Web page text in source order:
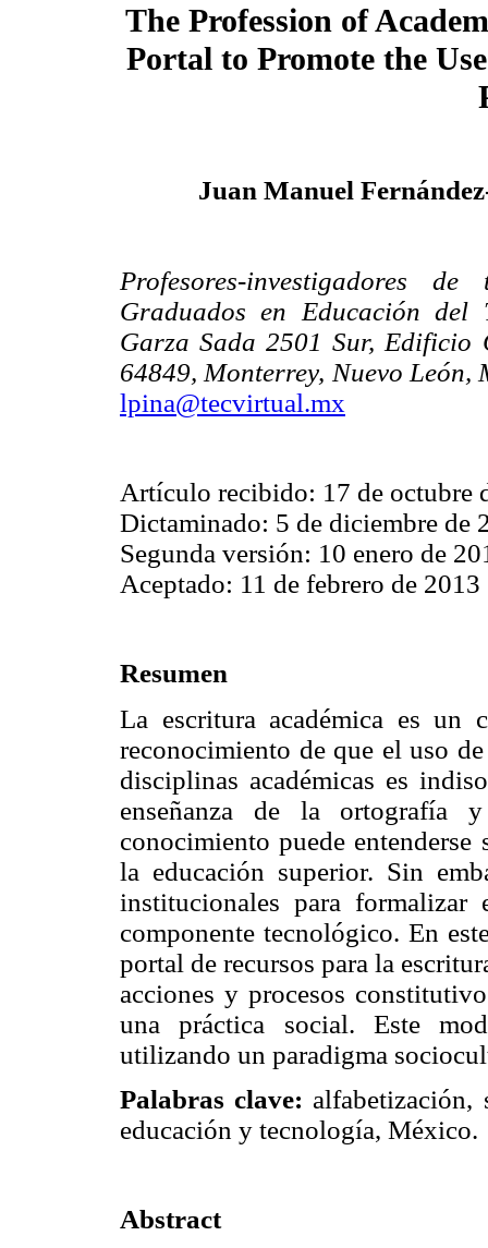
The Profession of
Portal to Promote the
Juan Manuel
Profesores-investigadores
Graduados en Educación del
Garza Sada 2501 Sur, Edificio
64849, Monterrey, Nuevo León,
lpina@tecvirtual.mx
Artículo recibido: 17 de octubre
Dictaminado: 5 de diciembre de
Segunda versión: 10 enero de
Aceptado: 11 de febrero de 2013
Resumen
La escritura académica es un
reconocimiento de que el uso
disciplinas académicas es
enseñanza de la ortografía
conocimiento puede
la educación superior. Sin
institucionales para
componente tecnológico. En
portal de recursos para la
acciones y procesos
una práctica social. Este
utilizando un paradigma
Palabras clave: alfabetización,
educación y tecnología, México.
Abstract